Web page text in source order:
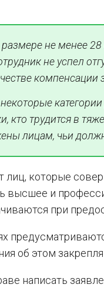
не менее
не успел
компенсации
кто трудится в
лицам, чьи
лиц, которые
высшее и
при
об этом
написать